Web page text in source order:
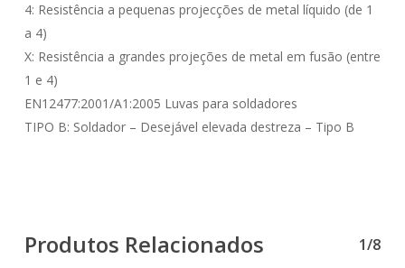
4: Resistência a pequenas projecções de metal líquido (de 1
a 4)
X: Resistência a grandes projeções de metal em fusão (entre
1 e 4)
EN12477:2001/A1:2005 Luvas para soldadores
TIPO B: Soldador – Desejável elevada destreza – Tipo B
Produtos Relacionados 1/8